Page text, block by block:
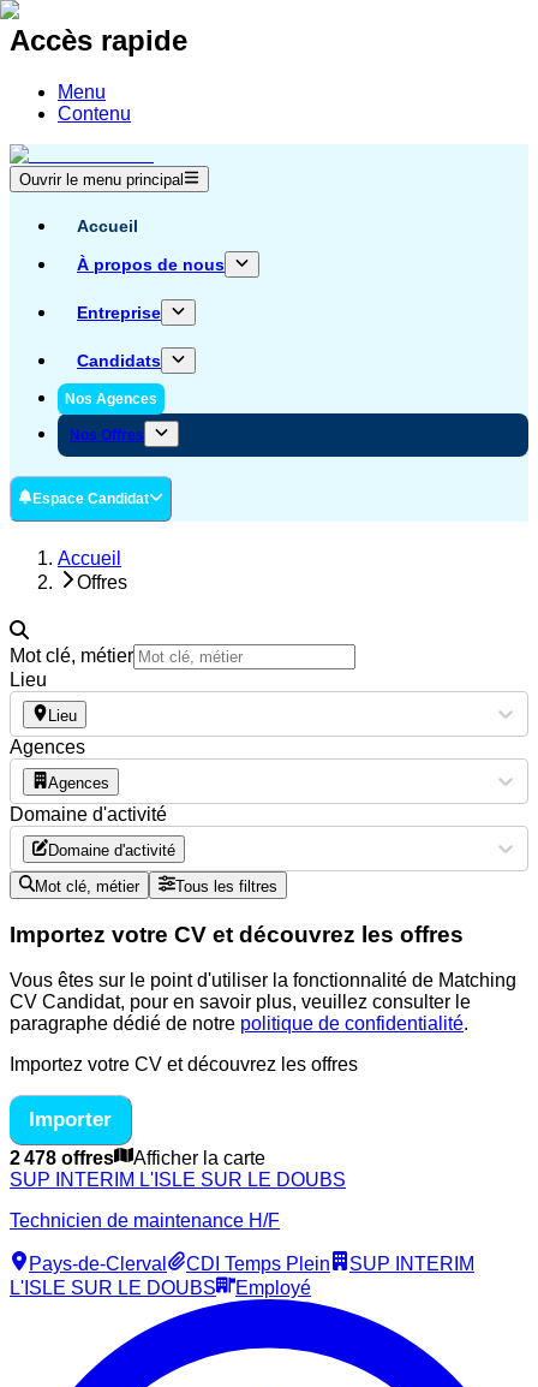
Accès rapide
Menu
Contenu
Ouvrir le menu principal
Accueil
À propos de nous
Entreprise
Candidats
Nos Agences
Nos Offres
Espace Candidat
Accueil
Offres
Mot clé, métier
Lieu
Lieu
Agences
Agences
Domaine d'activité
Domaine d'activité
Mot clé, métier Tous les filtres
Importez votre CV et découvrez les offres
Vous êtes sur le point d'utiliser la fonctionnalité de Matching
CV Candidat, pour en savoir plus, veuillez consulter le
paragraphe dédié de notre politique de confidentialité.
Importez votre CV et découvrez les offres
Importer
2 478 offres
Afficher la carte
SUP INTERIM L'ISLE SUR LE DOUBS
Technicien de maintenance H/F
Pays-de-Clerval CDI Temps Plein
SUP INTERIM
L'ISLE SUR LE DOUBS
Employé